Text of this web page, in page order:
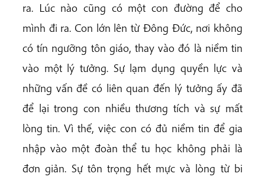
ra. Lúc nào cũng có một con đường để cho
mình đi ra. Con lớn lên từ Đông Đức, nơi không
có tín ngưỡng tôn giáo, thay vào đó là niềm tin
vào một lý tưởng. Sự lạm dụng quyền lực và
những vấn đề có liên quan đến lý tưởng ấy đã
để lại trong con nhiều thương tích và sự mất
lòng tin. Vì thế, việc con có đủ niềm tin để gia
nhập vào một đoàn thể tu học không phải là
đơn giản. Sự tôn trọng hết mực và lòng từ bi